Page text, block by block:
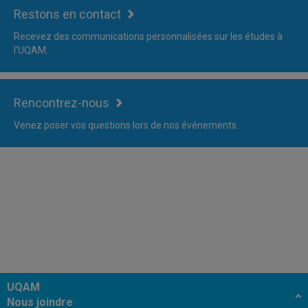
Restons en contact
Recevez des communications personnalisées sur les études à
l'UQAM.
Rencontrez-nous
Venez poser vos questions lors de nos événements.
UQAM
Nous joindre